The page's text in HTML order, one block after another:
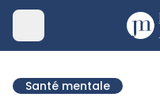
Santé mentale